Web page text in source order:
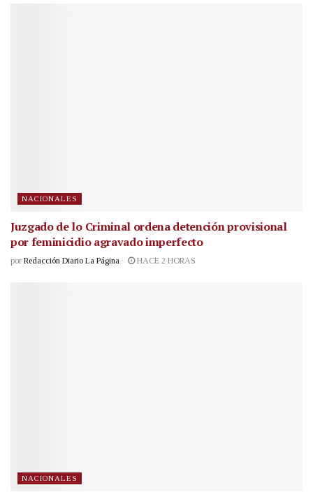
NACIONALES
Juzgado de lo Criminal ordena detención provisional
por feminicidio agravado imperfecto
por Redacción Diario La Página HACE 2 HORAS
NACIONALES